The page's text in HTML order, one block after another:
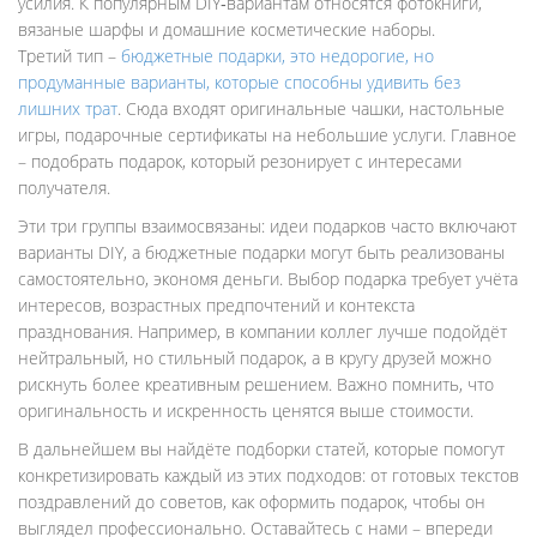
вязаные шарфы и домашние косметические наборы.
Третий тип – бюджетные подарки, это недорогие, но
продуманные варианты, которые способны удивить без
лишних трат. Сюда входят оригинальные чашки, настольные
игры, подарочные сертификаты на небольшие услуги. Главное
– подобрать подарок, который резонирует с интересами
получателя.
Эти три группы взаимосвязаны: идеи подарков часто включают
варианты DIY, а бюджетные подарки могут быть реализованы
самостоятельно, экономя деньги. Выбор подарка требует учёта
интересов, возрастных предпочтений и контекста
празднования. Например, в компании коллег лучше подойдёт
нейтральный, но стильный подарок, а в кругу друзей можно
рискнуть более креативным решением. Важно помнить, что
оригинальность и искренность ценятся выше стоимости.
В дальнейшем вы найдёте подборки статей, которые помогут
конкретизировать каждый из этих подходов: от готовых текстов
поздравлений до советов, как оформить подарок, чтобы он
выглядел профессионально. Оставайтесь с нами – впереди